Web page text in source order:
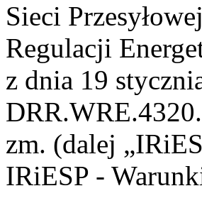
Sieci
Regulacji
z dnia 19
zm. (dalej
IRiESP -